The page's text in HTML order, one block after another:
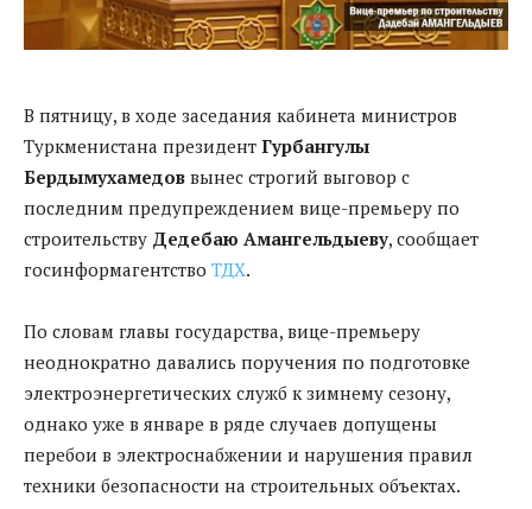
В пятницу, в ходе заседания кабинета министров
Туркменистана президент Гурбангулы
Бердымухамедов вынес строгий выговор с
последним предупреждением вице-премьеру по
строительству Дедебаю Амангельдыеву, сообщает
госинформагентство ТДХ.
По словам главы государства, вице-премьеру
неоднократно давались поручения по подготовке
электроэнергетических служб к зимнему сезону,
однако уже в январе в ряде случаев допущены
перебои в электроснабжении и нарушения правил
техники безопасности на строительных объектах.